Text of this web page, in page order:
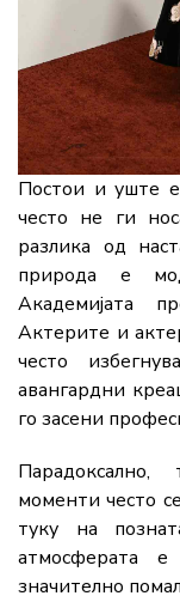
Постои иуште
често не ги
разлика од
природа е
Академијата
Актерите и
често
авангардни
го засени
Парадоксално,
моментичесто се
туку на
атмосфератае
значително